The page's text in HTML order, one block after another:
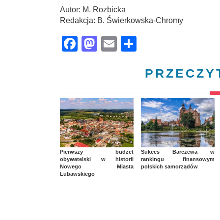
Autor: M. Rozbicka
Redakcja: B. Świerkowska-Chromy
Facebook
Mastodon
Email
Pierwszy budżet
obywatelski w historii
Nowego Miasta
Lubawskiego
Sukces Barczewa w
rankingu finansowym
polskich samorządów